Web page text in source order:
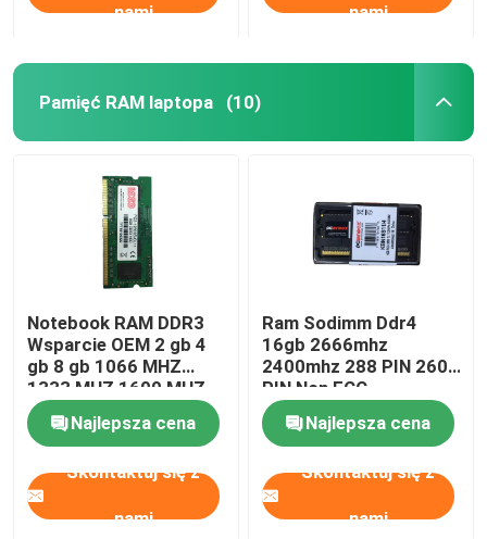
nami nami
Pamięć RAM laptopa (10)
Notebook RAM DDR3
Wsparcie OEM 2 gb 4
gb 8 gb 1066 MHZ
1333 MHZ 1600 MHZ
Pamięć
Najlepsza cena
Skontaktuj się z
nami
Ram Sodimm Ddr4
16gb 2666mhz
2400mhz 288 PIN 260
PIN Non ECC
Najlepsza cena
Skontaktuj się z
nami